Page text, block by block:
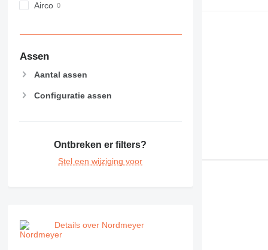
GC
M-series
PM
RM
Airco
Assen
Aantal assen
Configuratie assen
Ontbreken er filters?
Stel een wijziging voor
Details over Nordmeyer